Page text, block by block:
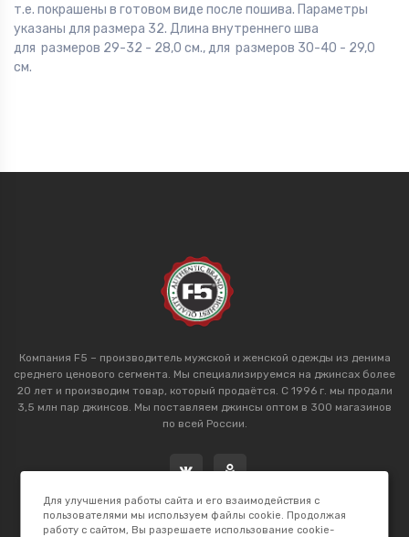
т.е. покрашены в готовом виде после пошива. Параметры
указаны для размера 32. Длина внутреннего шва
для размеров 29-32 - 28,0 см., для размеров 30-40 - 29,0
см.
Компания F5 – производитель мужской и женской одежды из денима
среднего ценового сегмента. Мы специализируемся на джинсах более
20 лет и производим товар, который продаётся. С 1996 г. мы продали
3,5 млн пар джинсов. Мы поставляем джинсы оптом в 300 магазинов
по всей России.
Для улучшения работы сайта и его взаимодействия с
пользователями мы используем файлы cookie. Продолжая
работу с сайтом, Вы разрешаете использование cookie-